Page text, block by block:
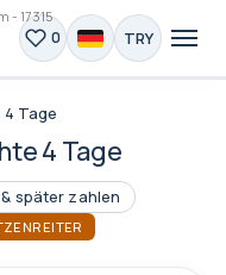
- 17315
0 TRY
Tage
4 Tage
später zahlen